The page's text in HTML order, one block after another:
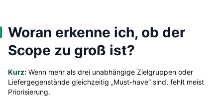
Woran erkenne ich, ob der
Scope zu groß ist?
Kurz: Wenn mehr als drei unabhängige Zielgruppen oder
Liefergegenstände gleichzeitig „Must-have“ sind, fehlt meist
Priorisierung.